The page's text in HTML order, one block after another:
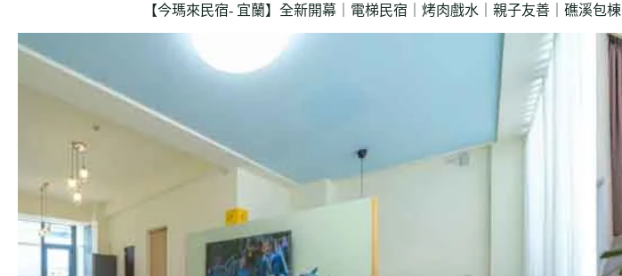
【今瑪來民宿- 宜蘭】全新開幕｜電梯民宿｜烤肉戲水｜親子友善｜礁溪包棟